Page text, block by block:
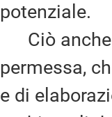
potenziale.
Ciò anche
permessa,
e di